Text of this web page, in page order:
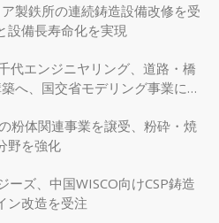
製鉄所の連続鋳造設備改修を受
設備長寿命化を実現
代エンジニヤリング、道路・橋
へ、国交省モデリング事業に採
粉体関連事業を譲受、粉砕・焼
野を強化
ーズ、中国WISCO向けCSP鋳造
ン改造を受注